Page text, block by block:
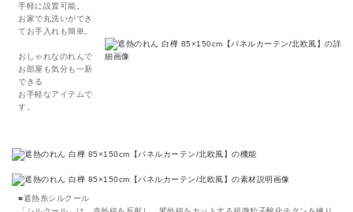
手軽に設置可能。
お家で丸洗いができ
てお手入れも簡単。
おしゃれなのれんで
お部屋も気分も一新
できる
お手軽なアイテムで
す。
■遮熱糸シルクール